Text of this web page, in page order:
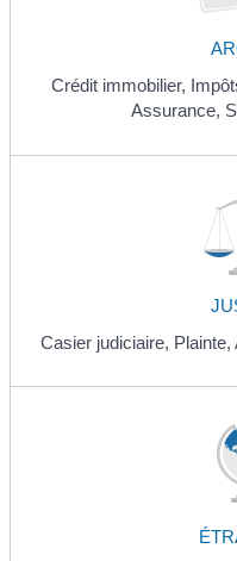
Crédit immobilier,
Assurance,
Casier judiciaire, Plainte,